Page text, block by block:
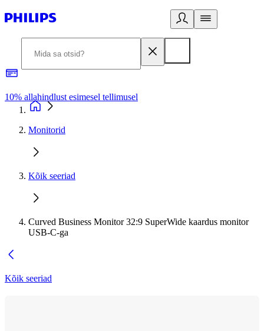
10% allahindlust esimesel tellimusel
Monitorid
Kõik seeriad
Curved Business Monitor 32:9 SuperWide kaardus monitor
USB-C-ga
Kõik seeriad